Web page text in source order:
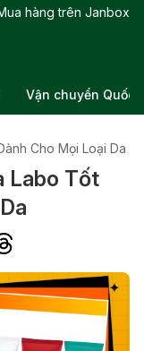
hàng trên Janbox
Vận chuyển Quốc
Cho Mọi Loại Da
Labo Tốt